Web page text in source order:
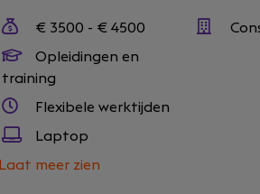
€ 3500 - € 4500
Opleidingen en
training
Flexibele werktijden
Laptop
Laat meer zien